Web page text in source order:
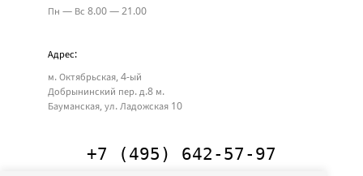
Пн — Вс 8.00 — 21.00
Адрес:
м. Октябрьская, 4-ый
Добрынинский пер. д.8м.
Бауманская, ул. Ладожская 10
+7 (495) 642-57-97